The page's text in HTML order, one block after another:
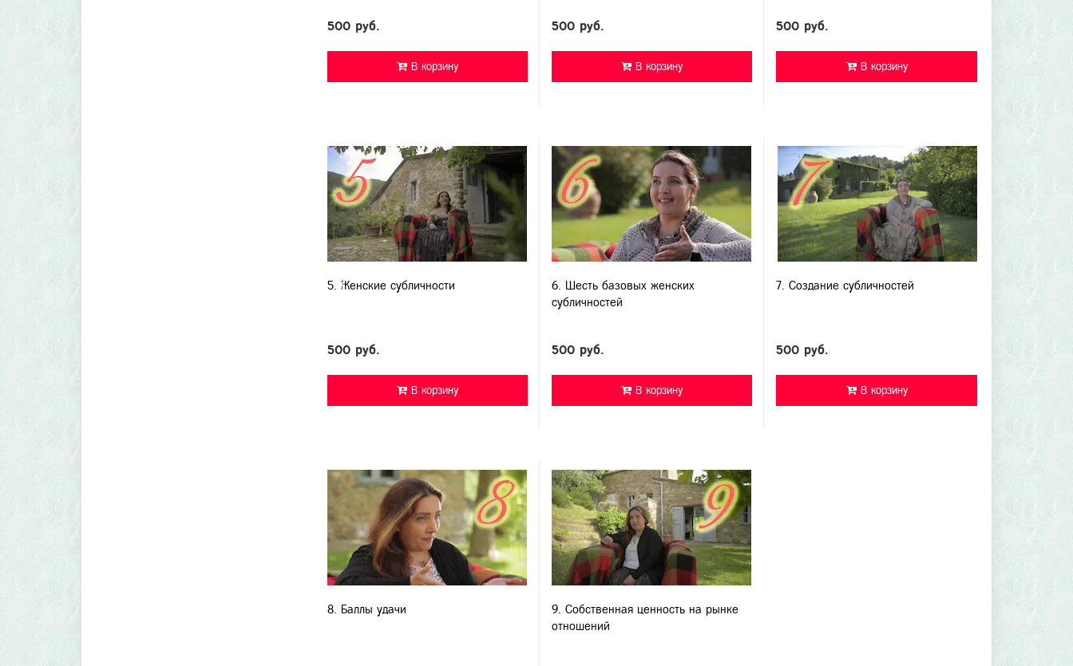
500 руб.
В корзину
500 руб.
В корзину
500 руб.
В корзину
5. Женские субличности
500 руб.
В корзину
6. Шесть базовых женских
субличностей
500 руб.
В корзину
7. Создание субличностей
500 руб.
В корзину
8. Баллы удачи
9. Собственная ценность на рынке
отношений